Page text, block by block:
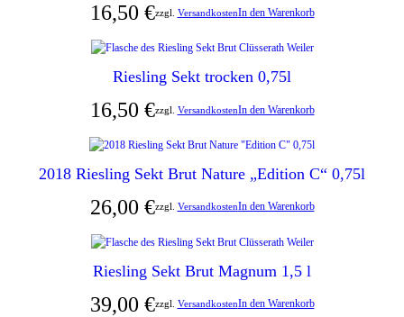
16,50 €zzgl. VersandkostenIn den Warenkorb
Riesling Sekt trocken 0,75l
16,50 €zzgl. VersandkostenIn den Warenkorb
2018 Riesling Sekt Brut Nature „Edition C“ 0,75l
26,00 €zzgl. VersandkostenIn den Warenkorb
Riesling Sekt Brut Magnum 1,5 l
39,00 €zzgl. VersandkostenIn den Warenkorb